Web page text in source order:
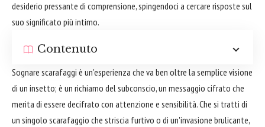
desiderio pressante di comprensione, spingendoci a cercare risposte sul
suo significato più intimo.
Contenuto
Sognare scarafaggi è un'esperienza che va ben oltre la semplice visione
di un insetto; è un richiamo del subconscio, un messaggio cifrato che
merita di essere decifrato con attenzione e sensibilità. Che si tratti di
un singolo scarafaggio che striscia furtivo o di un'invasione brulicante,